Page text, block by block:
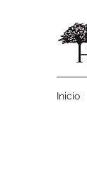
Inicio